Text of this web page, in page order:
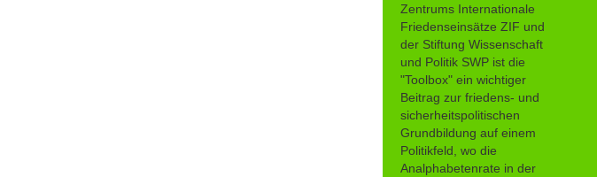
Zentrums Internationale
Friedenseinsätze ZIF und
der Stiftung Wissenschaft
und Politik SWP ist die
"Toolbox" ein wichtiger
Beitrag zur friedens- und
sicherheitspolitischen
Grundbildung auf einem
Politikfeld, wo die
Analphabetenrate in der